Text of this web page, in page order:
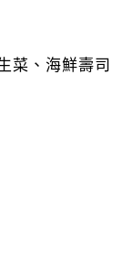
菜、海鮮壽司